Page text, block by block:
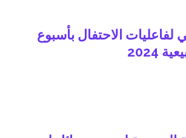
لفاعليات الاحتفال بأسبوع
2024